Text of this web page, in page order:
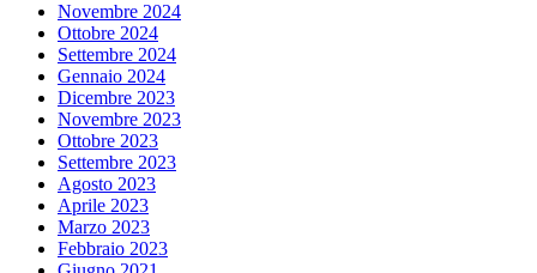
Novembre 2024
Ottobre 2024
Settembre 2024
Gennaio 2024
Dicembre 2023
Novembre 2023
Ottobre 2023
Settembre 2023
Agosto 2023
Aprile 2023
Marzo 2023
Febbraio 2023